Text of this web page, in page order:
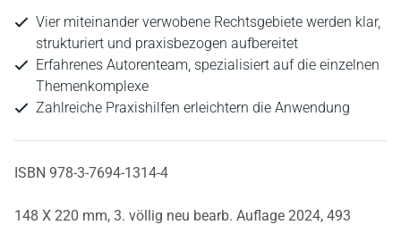
Vier miteinander verwobene Rechtsgebiete werden klar,
strukturiert und praxisbezogen aufbereitet
Erfahrenes Autorenteam, spezialisiert auf die einzelnen
Themenkomplexe
Zahlreiche Praxishilfen erleichtern die Anwendung
ISBN 978-3-7694-1314-4
148 X 220 mm, 3. völlig neu bearb. Auflage 2024, 493